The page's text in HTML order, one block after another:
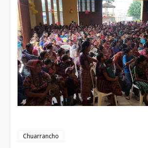
Chuarrancho